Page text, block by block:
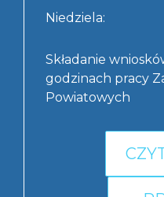
Niedziela:
Składanie
godzinach pracy
Powiatowych